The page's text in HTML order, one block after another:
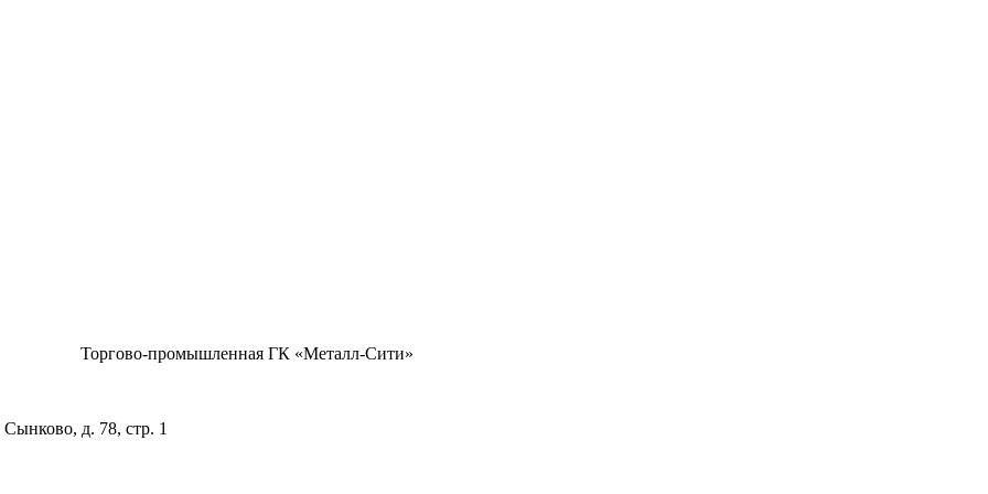
Торгово-промышленная ГК «Металл-Сити»
д. 78, стр. 1